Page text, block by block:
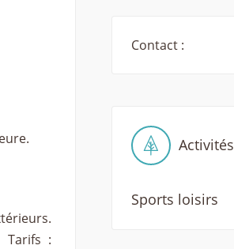
Tarifs :
Contact :
Activités
Sports loisirs